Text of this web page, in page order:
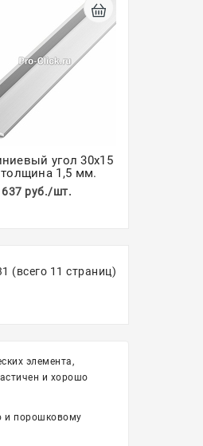
угол 30х15
1,5 мм.
637 руб./шт.
(всего 11 страниц)
элемента,
и хорошо
и порошковому